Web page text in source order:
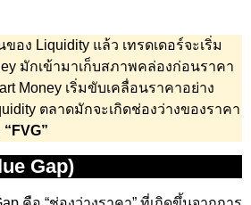
ของ Liquidity แล้ว เทรดเดอร์จะเริ่ม
มักเข้ามาเก็บสภาพคล่องก่อนราคา
Money เริ่มขับเคลื่อนราคาอย่าง
ตลาดมักจะเกิดช่องว่างของราคา
“FVG”
Gap)